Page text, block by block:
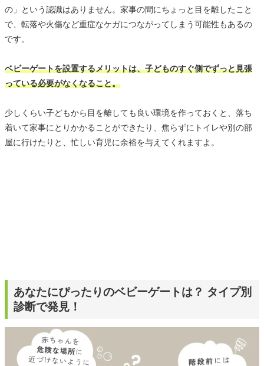
の」という認識はありません。家事の間にちょっと目を離したこと
で、転落や火傷など重症なケガにつながってしまう可能性もあるの
です。
ベビーゲートを設置するメリットは、子どものすぐ側でずっと見張
っている必要がなくなること。
少しくらい子どもから目を離しても良い環境を作っておくと、落ち
着いて家事にとりかかることができたり、焦らずにトイレや別の部
屋に行けたりと、忙しい育児に余裕を与えてくれますよ。
あなたにぴったりのベビーゲートは？ タイプ別
診断で発見！